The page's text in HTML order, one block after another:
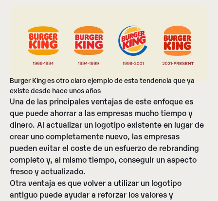
Burger King es otro claro ejemplo de esta tendencia que ya
existe desde hace unos años
Una de las principales ventajas de este enfoque es
que puede ahorrar a las empresas mucho tiempo y
dinero. Al actualizar un logotipo existente en lugar de
crear uno completamente nuevo, las empresas
pueden evitar el coste de un esfuerzo de rebranding
completo y, al mismo tiempo, conseguir un aspecto
fresco y actualizado.
Otra ventaja es que volver a utilizar un logotipo
antiguo puede ayudar a reforzar los valores y